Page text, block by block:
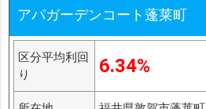
アパガーデンコート蓬莱町
区分平均利回
り
6.34%